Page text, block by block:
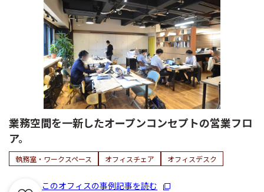
業務空間を一新したオープンコンセプトの営業フロ
ア。
執務室・ワークスペース オフィスチェア オフィスデスク
このオフィスの事例記事を読む